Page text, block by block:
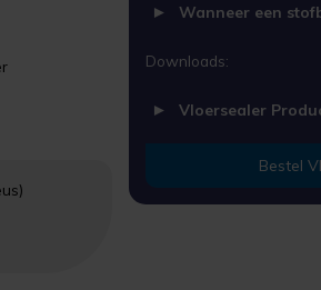
Wanneer een
Downloads:
Vloersealer
Bestel